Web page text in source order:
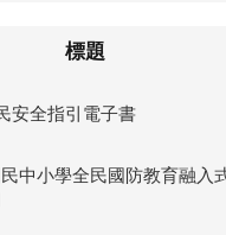
標題
安全指引電子書
中小學全民國防教育融入